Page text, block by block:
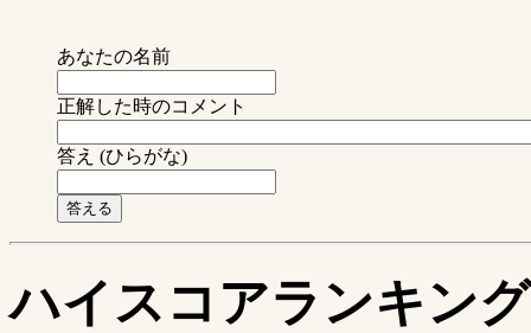
あなたの名前
正解した時のコメント
答え (ひらがな)
ハイスコアランキング